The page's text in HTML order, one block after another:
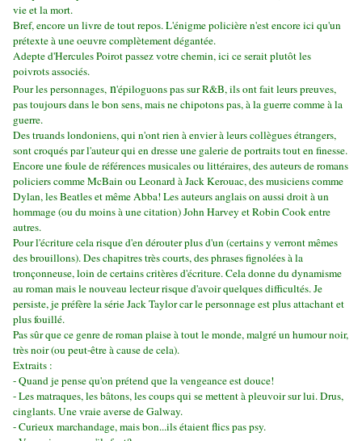
vie et la mort.
Bref, encore un livre de tout repos. L'énigme policière n'est encore ici qu'un
prétexte à une oeuvre complètement dégantée.
Adepte d'Hercules Poirot passez votre chemin, ici ce serait plutôt les
poivrots associés.
Pour les personnages, n'épiloguons pas sur R&B, ils ont fait leurs preuves,
pas toujours dans le bon sens, mais ne chipotons pas, à la guerre comme à la
guerre.
Des truands londoniens, qui n'ont rien à envier à leurs collègues étrangers,
sont croqués par l'auteur qui en dresse une galerie de portraits tout en finesse.
Encore une foule de références musicales ou littéraires, des auteurs de romans
policiers comme McBain ou Leonard à Jack Kerouac, des musiciens comme
Dylan, les Beatles et même Abba! Les auteurs anglais on aussi droit à un
hommage (ou du moins à une citation) John Harvey et Robin Cook entre
autres.
Pour l'écriture cela risque d'en dérouter plus d'un (certains y verront mêmes
des brouillons). Des chapitres très courts, des phrases fignolées à la
tronçonneuse, loin de certains critères d'écriture. Cela donne du dynamisme
au roman mais le nouveau lecteur risque d'avoir quelques difficultés. Je
persiste, je préfère la série Jack Taylor car le personnage est plus attachant et
plus fouillé.
Pas sûr que ce genre de roman plaise à tout le monde, malgré un humour noir,
très noir (ou peut-être à cause de cela).
Extraits :
- Quand je pense qu'on prétend que la vengeance est douce!
- Les matraques, les bâtons, les coups qui se mettent à pleuvoir sur lui. Drus,
cinglants. Une vraie averse de Galway.
- Curieux marchandage, mais bon...ils étaient flics pas psy.